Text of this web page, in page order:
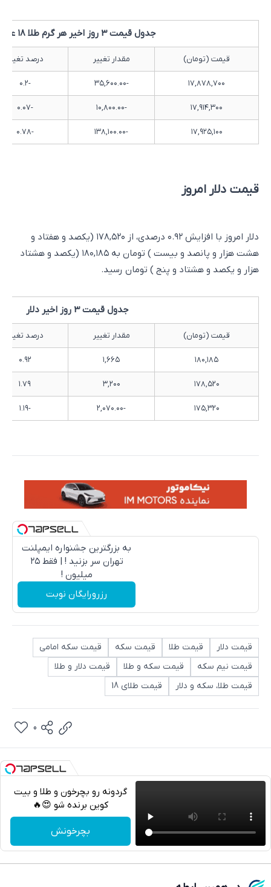
جدول قیمت 3 روز اخیر هر گرم طلا ۱۸ عیار
قیمت (تومان) مقدار تغییر درصد تغییر
۱۷,۸۷۸,۷۰۰ -۳۵,۶۰۰.۰۰ -۰.۲
۱۷,۹۱۴,۳۰۰ -۱۰,۸۰۰.۰۰ -۰.۰۷
۱۷,۹۲۵,۱۰۰ -۱۳۸,۱۰۰.۰۰ -۰.۷۸
قیمت دلار امروز
دلار امروز با افزایش ۰.۹۲ درصدی، از ۱۷۸,۵۲۰ (یکصد و هفتاد و
هشت هزار و پانصد و بیست ) تومان به ۱۸۰,۱۸۵ (یکصد و هشتاد
هزار و یکصد و هشتاد و پنج ) تومان رسید.
جدول قیمت 3 روز اخیر دلار
قیمت (تومان) مقدار تغییر درصد تغییر
۱۸۰,۱۸۵ ۱,۶۶۵ ۰.۹۲
۱۷۸,۵۲۰ ۳,۲۰۰ ۱.۷۹
۱۷۵,۳۲۰ -۲,۰۷۰.۰۰ -۱.۱۹
به بزرگترین جشنواره ایمپلنت
تهران سر بزنید ! | فقط ۲۵
میلیون !
رزرورایگان نوبت
قیمت دلار قیمت طلا قیمت سکه
قیمت سکه امامی
قیمت نیم سکه
قیمت سکه و طلا
قیمت دلار و طلا
قیمت طلا، سکه و دلار
قیمت طلای 18
واتساپ
0
گردونه رو بچرخون و طلا و بیت
کوین برنده شو 😍🔥
بچرخونش